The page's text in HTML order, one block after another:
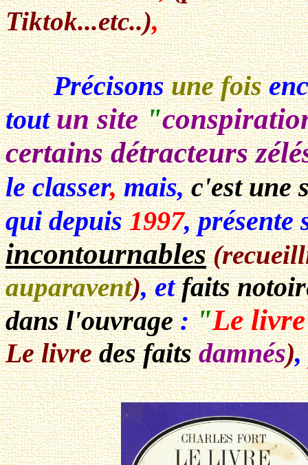
Tiktok...etc..),
Précisonsune fois
toutun site"
certains détracteurs
le classer,mais,c'est une
qui depuis1997, présente
incontournables
auparavent), etfaits
dans l'ouvrage:"Le livre
Le livredes faitsdamnés),